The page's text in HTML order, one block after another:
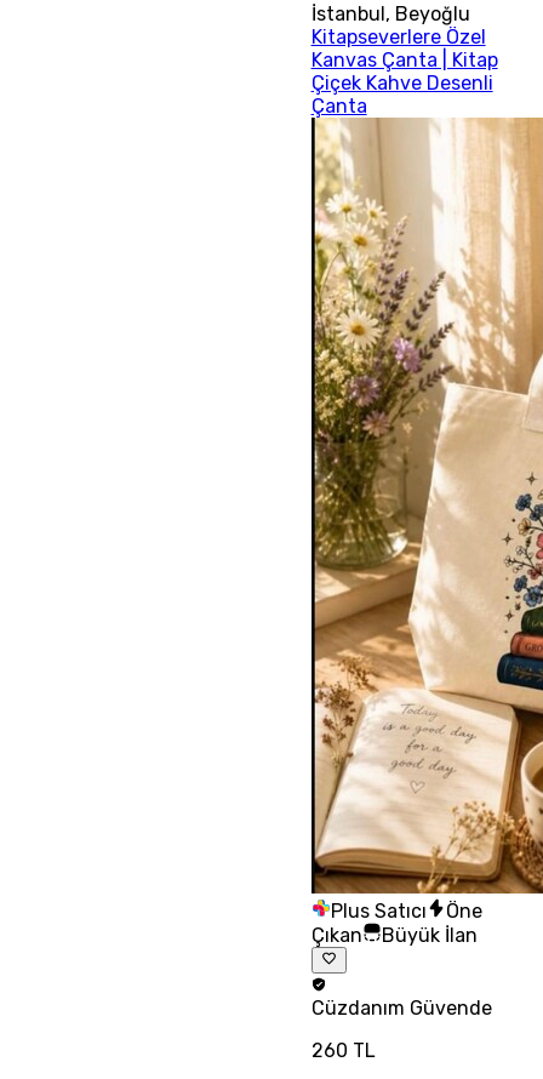
İstanbul, Beyoğlu
Kitapseverlere Özel
Kanvas Çanta | Kitap
Çiçek Kahve Desenli
Çanta
Plus Satıcı
Öne
Çıkan
Büyük İlan
Cüzdanım Güvende
260 TL